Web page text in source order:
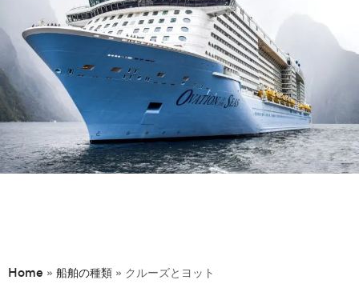
Home » 船舶の種類 » クルーズとヨット